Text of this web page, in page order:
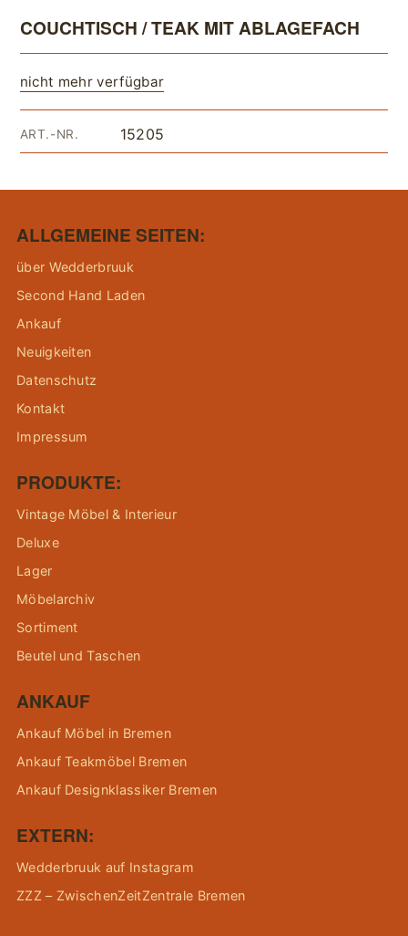
COUCHTISCH / TEAK MIT ABLAGEFACH
nicht mehr verfügbar
ART.-NR. 15205
ALLGEMEINE SEITEN:
über Wedderbruuk
Second Hand Laden
Ankauf
Neuigkeiten
Datenschutz
Kontakt
Impressum
PRODUKTE:
Vintage Möbel & Interieur
Deluxe
Lager
Möbelarchiv
Sortiment
Beutel und Taschen
ANKAUF
Ankauf Möbel in Bremen
Ankauf Teakmöbel Bremen
Ankauf Designklassiker Bremen
EXTERN:
Wedderbruuk auf Instagram
ZZZ – ZwischenZeitZentrale Bremen